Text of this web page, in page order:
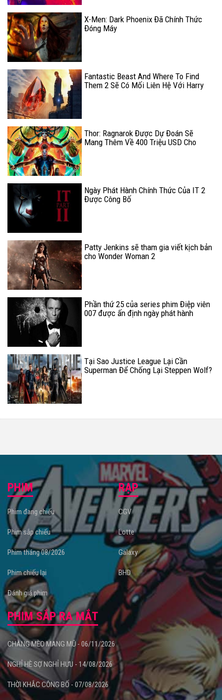
X-Men: Dark Phoenix Đã Chính Thức
Đóng Máy
Fantastic Beast And Where To Find
Them 2 Sẽ Có Mối Liên Hệ Với Harry
Thor: Ragnarok Được Dự Đoán Sẽ
Mang Thêm Về 400 Triệu USD Cho
Ngày Phát Hành Chính Thức Của IT 2
Được Công Bố
Patty Jenkins sẽ tham gia viết kịch bản
cho Wonder Woman 2
Phần thứ 25 của series phim Điệp viên
007 được ấn định ngày phát hành
Tại Sao Justice League Lại Cần
Superman Để Chống Lại Steppen Wolf?
PHIM
Phim đang chiếu
Phim sắp chiếu
Phim tháng 08/2026
Phim chiếu lại
Đánh giá phim
RẠP
CGV
Lotte
Galaxy
BHD
PHIM SẮP RA MẮT
CHÀNG MÈO MANG MŨ - 06/11/2026
NGHỈ HÈ SỢ NGHỈ HƯU - 14/08/2026
THỜI KHẮC CÔNG BỐ - 07/08/2026